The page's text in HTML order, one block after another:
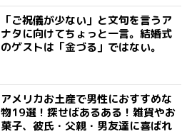
「ご祝儀が少ない」と文句を言うア
ナタに向けてちょっと一言。結婚式
のゲストは「金づる」ではない。
アメリカお土産で男性におすすめな
物19選！探せばあるある！雑貨やお
菓子、彼氏・父親・男友達に喜ばれ